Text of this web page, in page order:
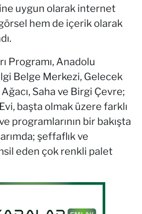
uygun olarak internet
hem de içerik olarak
Programı, Anadolu
Belge Merkezi, Gelecek
Saha ve Birgi Çevre;
başta olmak üzere farklı
programlarının bir bakışta
şeffaflık ve
eden çok renkli palet